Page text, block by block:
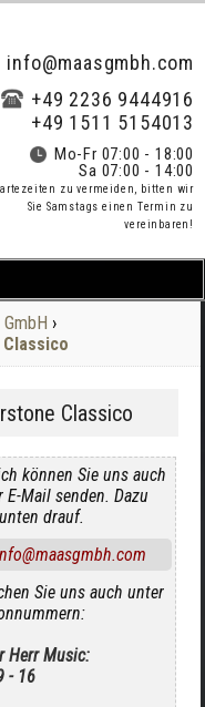
info@maasgmbh.com
+49 2236 9444916
+49 1511 5154013
Mo-Fr 07:00 - 18:00
Sa 07:00 - 14:00
zu vermeiden, bitten wir
Sie Samstags einen Termin zu
vereinbaren!
›
Classico
können Sie uns auch
Mail senden. Dazu
drauf.
Sie uns auch unter
Herr Music:
- 16